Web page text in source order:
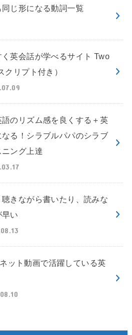
じ形になる動詞一覧
英会話が学べるサイト Two
リプト付き）
のリズム感を良くする＋英
る！シラブルパパのシラブ
ング上達
きながら書いたり、読みな
い
ット動画で活躍している英